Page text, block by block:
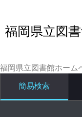
福岡県立図
福岡県立図書館ホーム
簡易検索